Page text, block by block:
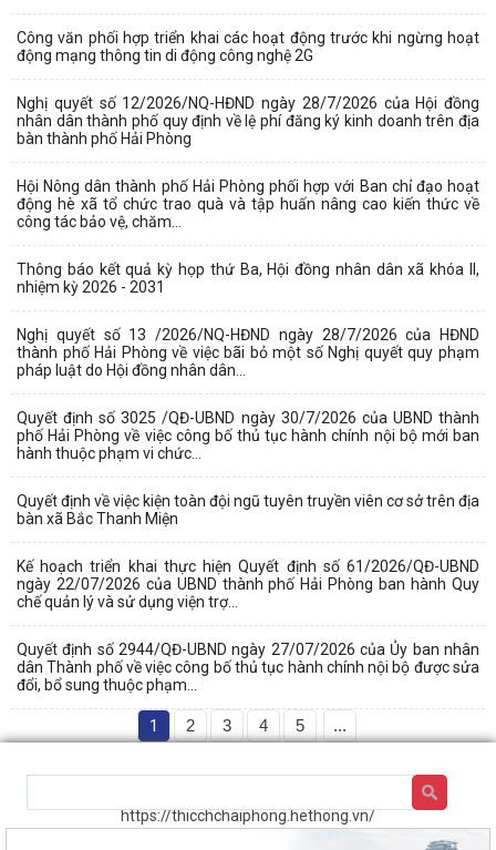
Công văn phối hợp triển khai các hoạt động trước khi ngừng hoạt
động mạng thông tin di động công nghệ 2G
Nghị quyết số 12/2026/NQ-HĐND ngày 28/7/2026 của Hội đồng
nhân dân thành phố quy định về lệ phí đăng ký kinh doanh trên địa
bàn thành phố Hải Phòng
Hội Nông dân thành phố Hải Phòng phối hợp với Ban chỉ đạo hoạt
động hè xã tổ chức trao quà và tập huấn nâng cao kiến thức về
công tác bảo vệ, chăm...
Thông báo kết quả kỳ họp thứ Ba, Hội đồng nhân dân xã khóa II,
nhiệm kỳ 2026 - 2031
Nghị quyết số 13 /2026/NQ-HĐND ngày 28/7/2026 của HĐND
thành phố Hải Phòng về việc bãi bỏ một số Nghị quyết quy phạm
pháp luật do Hội đồng nhân dân...
Quyết định số 3025 /QĐ-UBND ngày 30/7/2026 của UBND thành
phố Hải Phòng về việc công bố thủ tục hành chính nội bộ mới ban
hành thuộc phạm vi chức...
Quyết định về việc kiện toàn đội ngũ tuyên truyền viên cơ sở trên địa
bàn xã Bắc Thanh Miện
Kế hoạch triển khai thực hiện Quyết định số 61/2026/QĐ-UBND
ngày 22/07/2026 của UBND thành phố Hải Phòng ban hành Quy
chế quản lý và sử dụng viện trợ...
Quyết định số 2944/QĐ-UBND ngày 27/07/2026 của Ủy ban nhân
dân Thành phố về việc công bố thủ tục hành chính nội bộ được sửa
đổi, bổ sung thuộc phạm...
1 2 3 4 5 ...
https://thicchchaiphong.hethong.vn/